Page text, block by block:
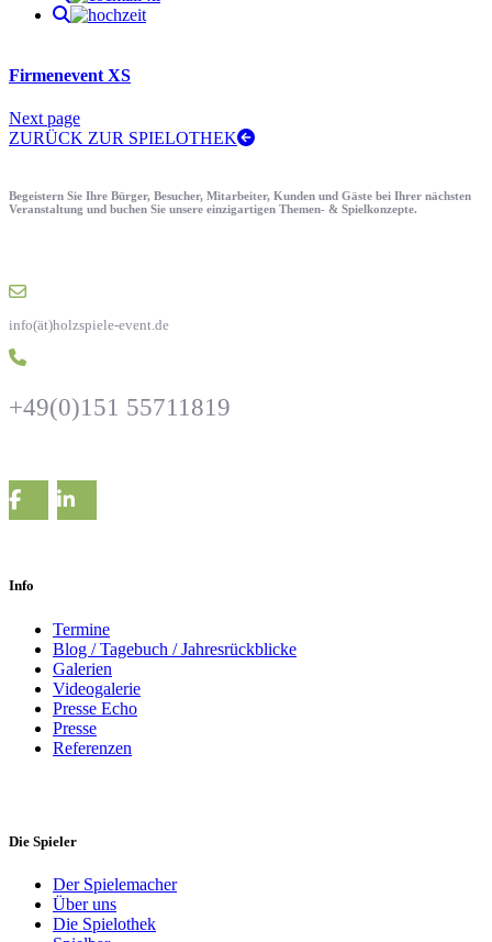
Firmenevent XS
Next page
ZURÜCK ZUR SPIELOTHEK
Begeistern Sie Ihre Bürger, Besucher, Mitarbeiter, Kunden und Gäste bei Ihrer nächsten
Veranstaltung und buchen Sie unsere einzigartigen Themen- & Spielkonzepte.
info(ät)holzspiele-event.de
+49(0)151 55711819
Info
Termine
Blog / Tagebuch / Jahresrückblicke
Galerien
Videogalerie
Presse Echo
Presse
Referenzen
Die Spieler
Der Spielemacher
Über uns
Die Spielothek